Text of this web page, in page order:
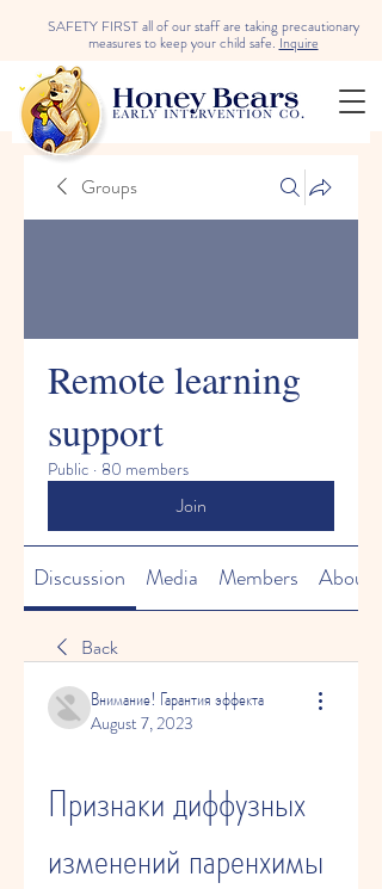
SAFETY FIRST all of our staff are taking precautionary
measures to keep your child safe.Inquire
Groups
Remote learning
support
Public · 80 members
Join
Discussion Media Members About
Back
Внимание! Гарантия эффекта
August 7, 2023
Признаки диффузных
изменений паренхимы